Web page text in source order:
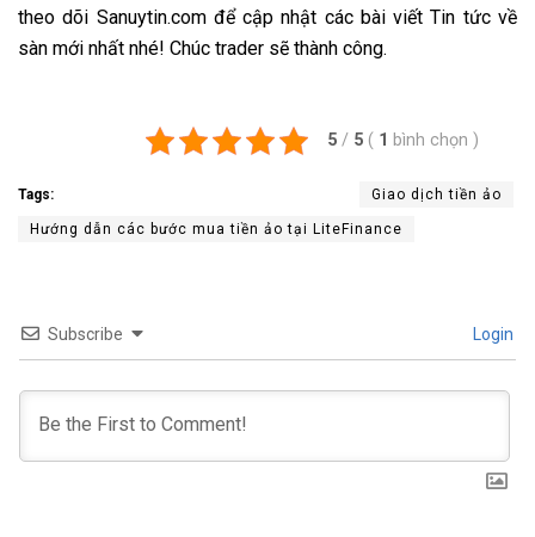
theo dõi Sanuytin.comđể cập nhật các bài viếtTin tức về
sàn mới nhất nhé! Chúc trader sẽ thành công.
5 / 5 ( 1 bình chọn )
Tags: Giao dịch tiền ảo
Hướng dẫn các bước mua tiền ảo tại LiteFinance
Subscribe Login